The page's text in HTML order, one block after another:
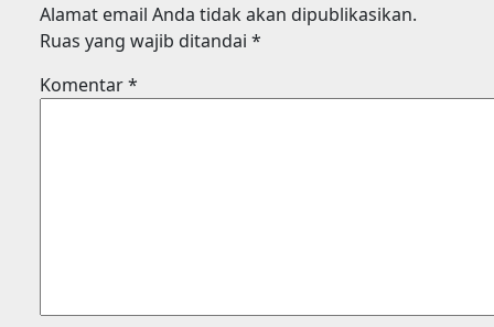
Alamat email Anda tidak akan dipublikasikan.
Ruas yang wajib ditandai *
Komentar*